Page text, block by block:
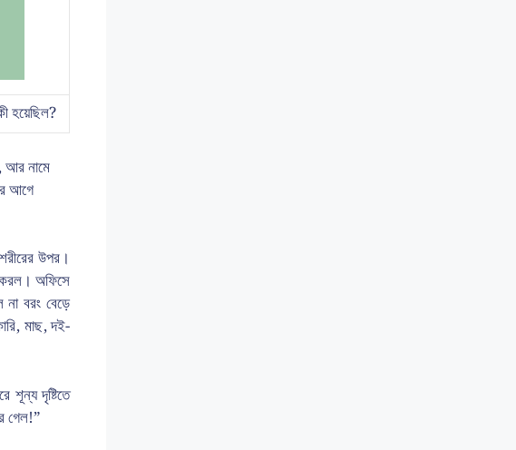
হয়েছিল?
আর নামে
আগে
উপর।
অফিসে
বরং বেড়ে
মাছ, দই-
শূন্য দৃষ্টিতে
গেল!”